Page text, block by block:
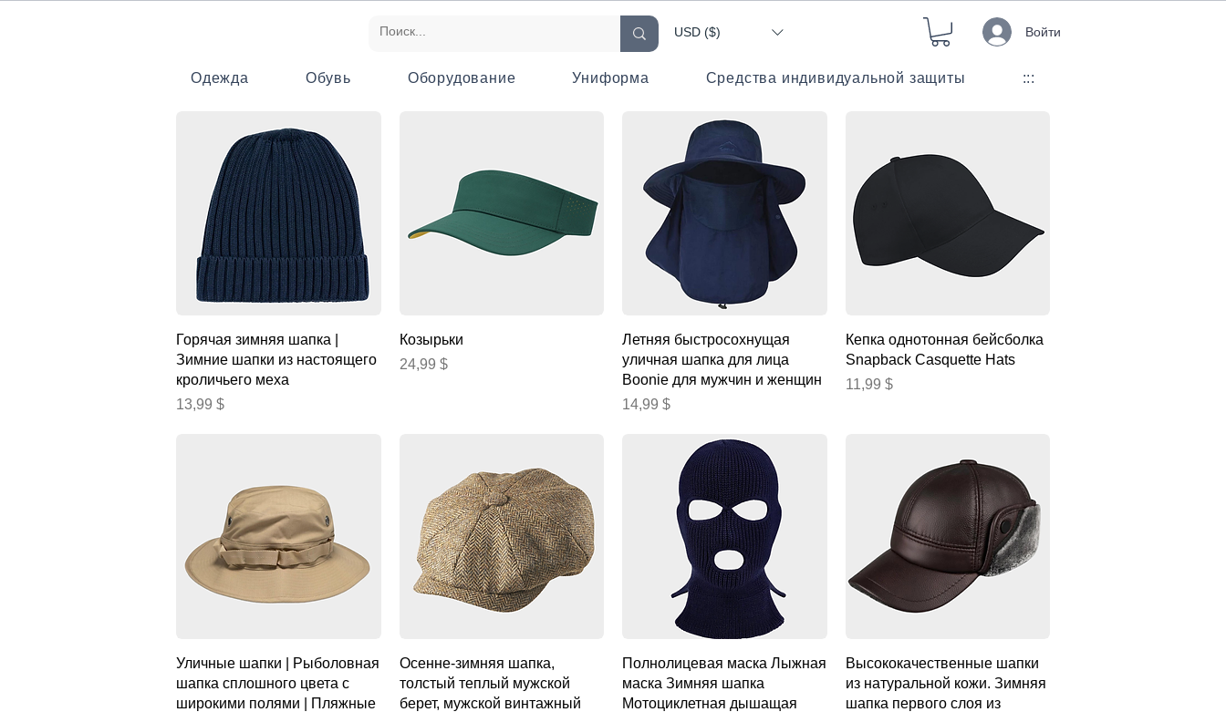
USD ($) Войти
Одежда Обувь Оборудование Униформа Средства индивидуальной защиты :::
Быстрый просмотр
Горячая зимняя шапка |
Зимние шапки из настоящего
кроличьего меха
Цена
13,99 $
Быстрый просмотр
Козырьки
Цена
24,99 $
Быстрый просмотр
Летняя быстросохнущая
уличная шапка для лица
Boonie для мужчин и женщин
Цена
14,99 $
Быстрый просмотр
Кепка однотонная бейсболка
Snapback Casquette Hats
Цена
11,99 $
Быстрый просмотр
Уличные шапки | Рыболовная
шапка сплошного цвета с
широкими полями | Пляжные
Быстрый просмотр
Осенне-зимняя шапка,
толстый теплый мужской
берет, мужской винтажный
Быстрый просмотр
Полнолицевая маска Лыжная
маска Зимняя шапка
Мотоциклетная дышащая
Быстрый просмотр
Высококачественные шапки
из натуральной кожи. Зимняя
шапка первого слоя из